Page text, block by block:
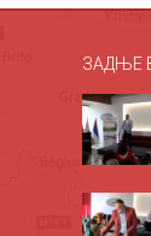
ЗАДЊЕ